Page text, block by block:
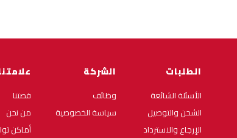
الطلبات
الأسئلة الشائعة
الشحن والتوصيل
الإرجاع والاسترداد
الشركة
وظائف
سياسة الخصوصية
قصتنا
من نحن
أماكن